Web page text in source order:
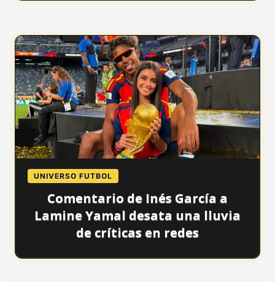
UNIVERSO FUTBOL
Comentario de Inés García a
Lamine Yamal desata una lluvia
de críticas en redes